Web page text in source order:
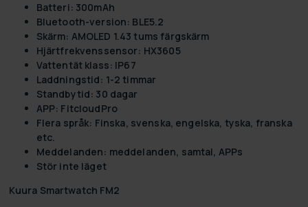
Batteri: 300mAh
Bluetooth-version: BLE5.2
Skärm: AMOLED 1.43 tums färgskärm
Hjärtfrekvenssensor: HX3605
Vattentät klass: IP67
Laddningstid: 1-2 timmar
Standbytid: 30 dagar
APP: FitcloudPro
Flera språk: Finska, svenska, engelska, tyska, franska
etc.
Meddelanden: meddelanden, samtal, APPs
Stör inte läget
Kuura Smartwatch FM2